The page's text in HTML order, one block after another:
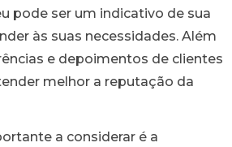
pode ser um indicativo de sua
às suas necessidades. Além
e depoimentos de clientes
melhor a reputação da
a considerar é a